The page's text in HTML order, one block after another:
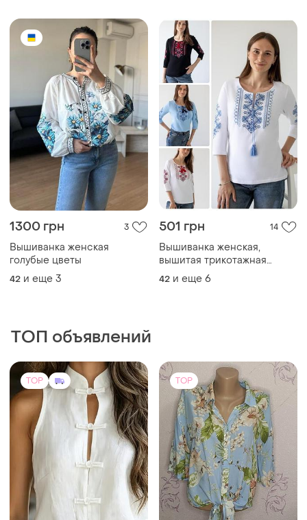
1300 грн 3
Вышиванка женская
голубые цветы
42 и еще 3
501 грн 14
Вышиванка женская,
вышитая трикотажная
рубашка для женщин,
вышиванка с украинским
42 и еще 6
ТОП объявлений
TOP TOP